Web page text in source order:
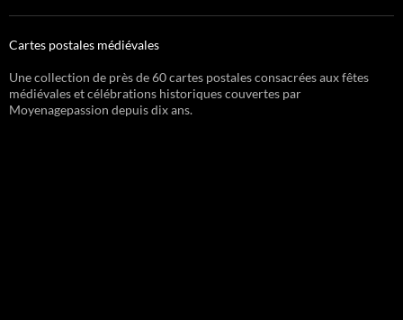
Cartes postales médiévales
Une collection de près de 60 cartes postales consacrées aux fêtes
médiévales et célébrations historiques couvertes par
Moyenagepassion depuis dix ans.